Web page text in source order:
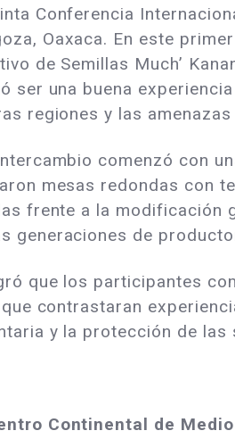
Conferencia
Oaxaca. En este
de Semillas Much’
ser una buena
regiones y las
comenzó con
mesas redondas con
frente a la modificación
generaciones de
que los participantes
que contrastaran
y la protección de las
Continental de